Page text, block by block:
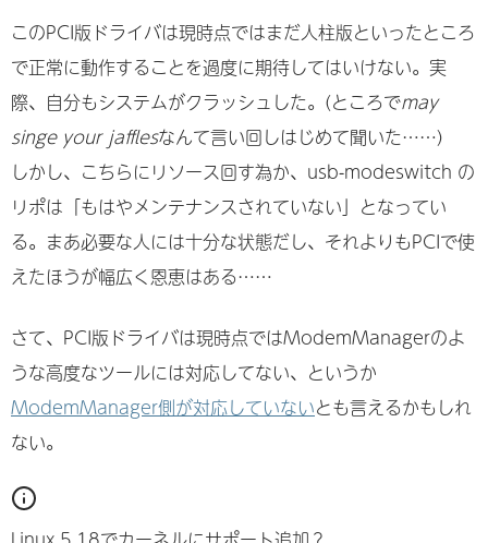
このPCI版ドライバは現時点ではまだ人柱版といったところ
で正常に動作することを過度に期待してはいけない。実
際、自分もシステムがクラッシュした。(ところでmay
singe your jafflesなんて言い回しはじめて聞いた……)
しかし、こちらにリソース回す為か、usb-modeswitch の
リポは「もはやメンテナンスされていない」となってい
る。まあ必要な人には十分な状態だし、それよりもPCIで使
えたほうが幅広く恩恵はある……
さて、PCI版ドライバは現時点ではModemManagerのよ
うな高度なツールには対応してない、というか
ModemManager側が対応していないとも言えるかもしれ
ない。